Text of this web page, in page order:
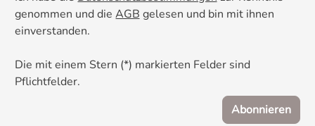
genommen und die AGB gelesen und bin mit ihnen
einverstanden.
Die mit einem Stern (*) markierten Felder sind
Pflichtfelder.
Abonnieren